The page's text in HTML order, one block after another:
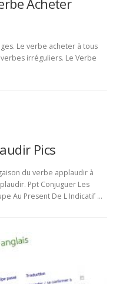
Acheter
Le verbe acheter à tous
irréguliers. Le Verbe
Pics
du verbe applaudir à
Ppt Conjuguer Les
Au Present De L Indicatif …